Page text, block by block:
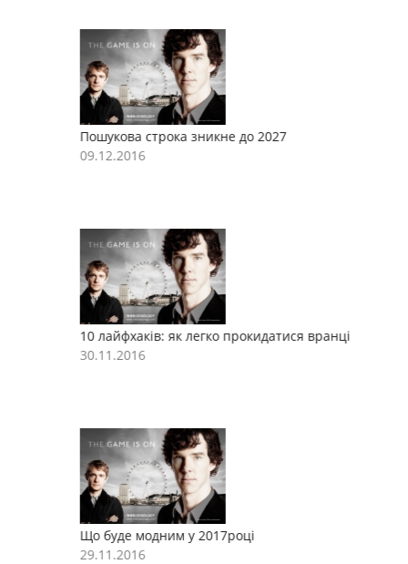
Пошукова строка зникне до 2027
09.12.2016
10 лайфхаків: як легко прокидатися вранці
30.11.2016
Що буде модним у 2017році
29.11.2016